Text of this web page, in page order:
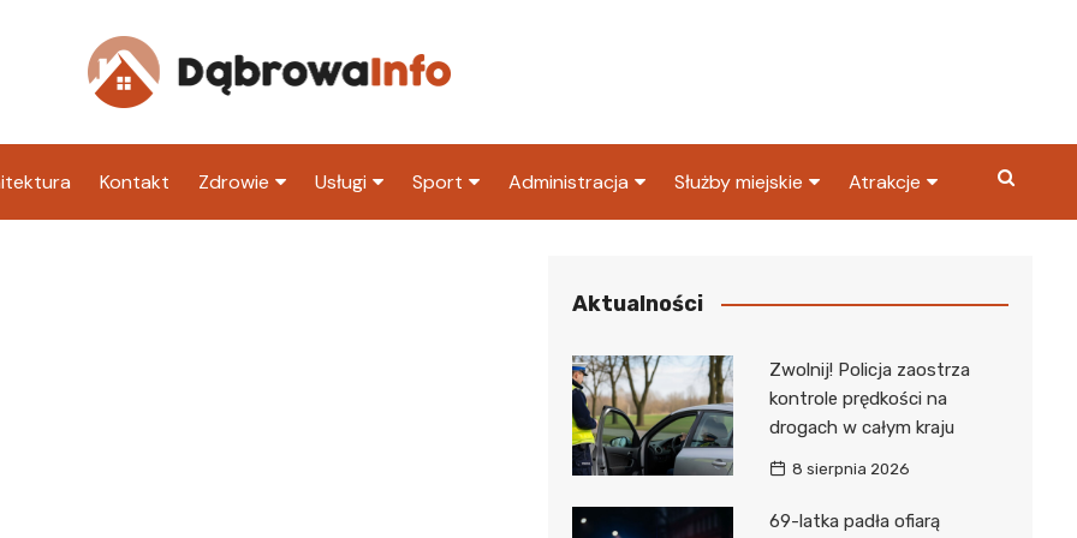
Kontakt Zdrowie Usługi Sport Administracja
Urząd Skarbowy
Służby miejskie
Policja
Atrakcje
Aktualności
Zwolnij! Policja zaostrza
kontrole prędkości na
drogach w całym kraju
8 sierpnia 2026
69-latka padła ofiarą